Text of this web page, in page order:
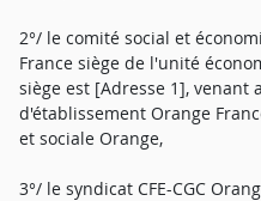
2°/ le comité social et
France siège de l'unité
siège est [Adresse 1], venant
d'établissement Orange
et sociale Orange,
3°/ le syndicat CFE-CGC